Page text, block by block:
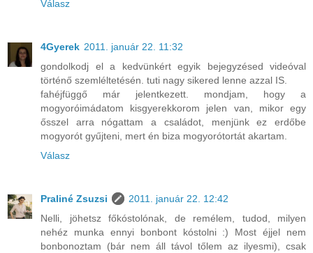
Válasz
4Gyerek 2011. január 22. 11:32
gondolkodj el a kedvünkért egyik bejegyzésed videóval
történő szemléltetésén. tuti nagy sikered lenne azzal IS.
fahéjfüggő már jelentkezett. mondjam, hogy a
mogyoróimádatom kisgyerekkorom jelen van, mikor egy
ősszel arra nógattam a családot, menjünk ez erdőbe
mogyorót gyűjteni, mert én biza mogyorótortát akartam.
Válasz
Praliné Zsuzsi
2011. január 22. 12:42
Nelli, jöhetsz főkóstolónak, de remélem, tudod, milyen
nehéz munka ennyi bonbont kóstolni :) Most éjjel nem
bonbonoztam (bár nem áll távol tőlem az ilyesmi), csak